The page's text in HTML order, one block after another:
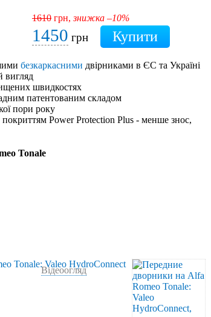
1610 грн,знижка –10%
1450 грн
безкаркасними двірниками в ЄС та Україні
вигляд
швидкостях
патентованим складом
пори року
Power Protection Plus - менше знос,
Tonale
Відеоогляд